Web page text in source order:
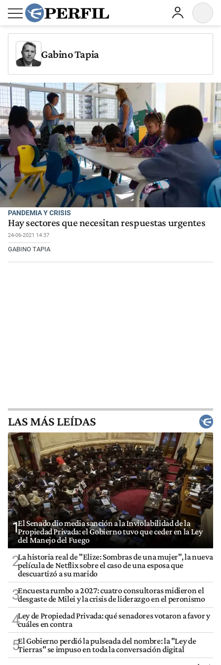
Gabino Tapia
PANDEMIA Y CRISIS
Hay sectores que necesitan respuestas urgentes
24-06-2021 14:37
GABINO TAPIA
LAS MÁS LEÍDAS
1El Senado dio media sanción a la Inviolabilidad de la
Propiedad Privada: el Gobierno tuvo que ceder en la Ley
del Manejo del Fuego
2La historia real de "Elize: Sombras de una mujer", la nueva
película de Netflix sobre el caso de una esposa que
descuartizó a su marido
3Encuesta rumbo a 2027: cuatro consultoras midieron el
desgaste de Milei y la crisis de liderazgo en el peronismo
4Ley de Propiedad Privada: qué senadores votaron a favor y
cuáles en contra
5El Gobierno perdió la pulseada del nombre: la "Ley de
Tierras" se impuso en toda la conversación digital